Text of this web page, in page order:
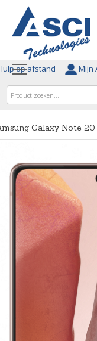
op afstand Mijn
Galaxy Note